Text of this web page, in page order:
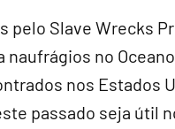
pelo Slave Wrecks
no
nos Estados
passado seja útil